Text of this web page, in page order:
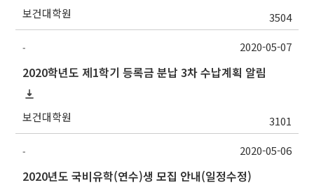
보건대학원 3504
-
2020학년도 제1학기 등록금 분납 3차 수납계획 알림
보건대학원 3101
2020-05-07
-
2020년도 국비유학(연수)생 모집 안내(일정수정)
2020-05-06